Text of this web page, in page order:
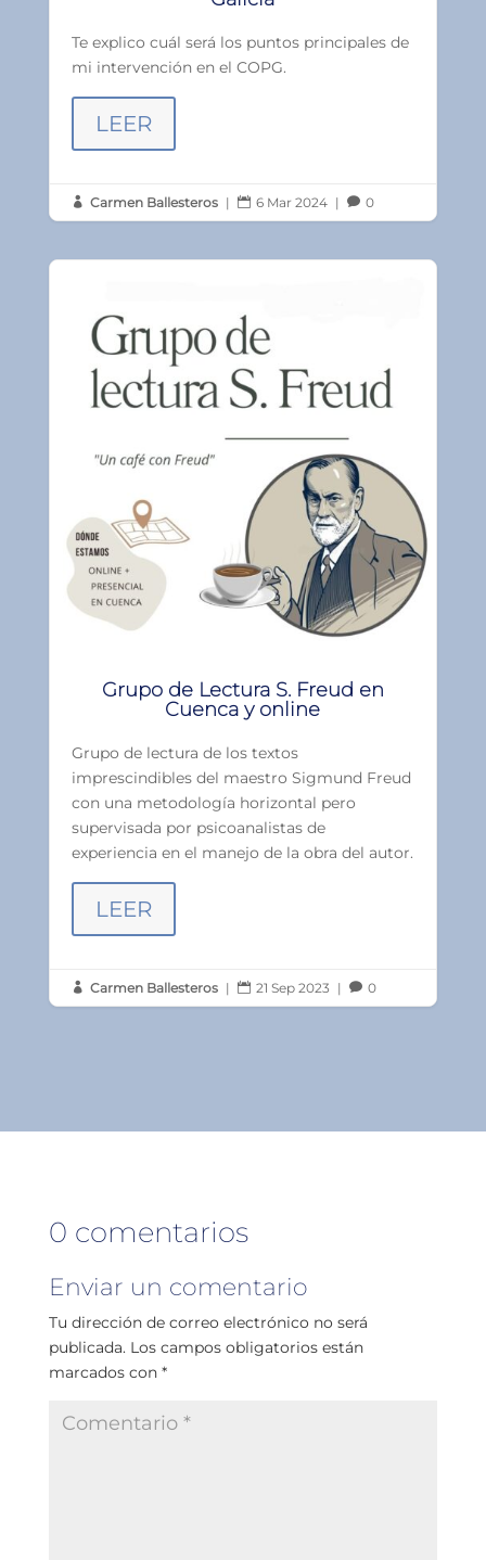
Te explico cuál será los puntos principales de
mi intervención en el COPG.
LEER
 Carmen Ballesteros |  6 Mar 2024 |  0
Grupo de Lectura S. Freud en
Cuenca y online
Grupo de lectura de los textos
imprescindibles del maestro Sigmund Freud
con una metodología horizontal pero
supervisada por psicoanalistas de
experiencia en el manejo de la obra del autor.
LEER
 Carmen Ballesteros |  21 Sep 2023 |  0
0 comentarios
Enviar un comentario
Tu dirección de correo electrónico no será
publicada. Los campos obligatorios están
marcados con *